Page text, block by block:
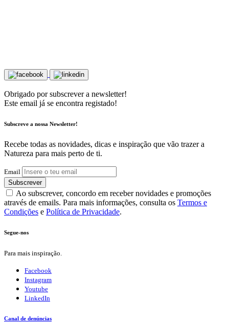
Obrigado por subscrever a newsletter!
Este email já se encontra registado!
Subscreve a nossa Newsletter!
Recebe todas as novidades, dicas e inspiração que vão trazer a
Natureza para mais perto de ti.
Email
Subscrever
Ao subscrever, concordo em receber novidades e promoções
através de emails. Para mais informações, consulta os Termos e
Condições e Política de Privacidade.
Segue-nos
Para mais inspiração.
Facebook
Instagram
Youtube
LinkedIn
Canal de denúncias